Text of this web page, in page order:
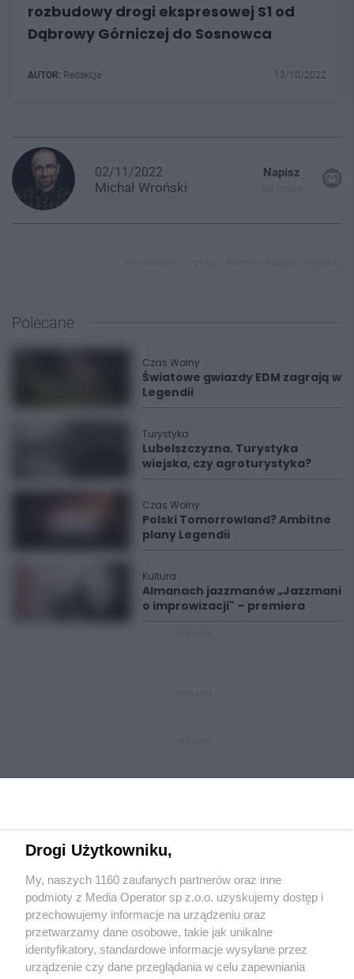
rozbudowy drogi ekspresowej S1 od
Dąbrowy Górniczej do Sosnowca
AUTOR: Redakcja 13/10/2022
02/11/2022
Michał Wroński
Napisz
Polecane
Czas Wolny
Światowe gwiazdy EDM zagrają w
Legendii
Turystyka
Lubelszczyzna. Turystyka
wiejska, czy agroturystyka?
Czas Wolny
Polski Tomorrowland? Ambitne
plany Legendii
Kultura
Almanach jazzmanów „Jazzmani
o improwizacji" – premiera
Wydawca mediówlokalnych
Drogi Użytkowniku,
My, naszych 1160 zaufanych partnerów oraz inne
podmioty z Media Operator sp z.o.o. uzyskujemy dostęp i
przechowujemy informacje na urządzeniu oraz
przetwarzamy dane osobowe, takie jak unikalne
identyfikatory, standardowe informacje wysyłane przez
urządzenie czy dane przeglądania w celu zapewniania